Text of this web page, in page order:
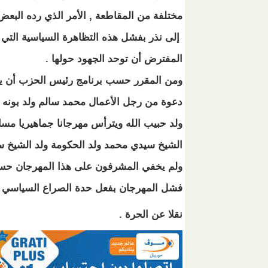
مختلفة من المقاطعة , الأمر الذي رده
إلى نذر بفشل هذه التظاهرة السياسية
المفترض أن توحد الجهود حولها .
ومن المقرر حسب برنامج رئيس الحزب أن
دعوة من رجل الأعمال محمد سالم ولد
ولد حبيب الله ويترأس مهرجانا
الشيخ سيدي محمد ولد الحكومة ولد الشيخ
ولم يخفي المشرفون على هذا المهرجان
فشل المهرجان بفعل حدة الصراع السياسي بين
نقلا عن الحرة .